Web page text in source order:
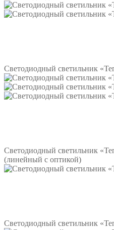
Светодиодный светильник
Светодиодный светильник
(линейный с оптикой)
Светодиодный светильник